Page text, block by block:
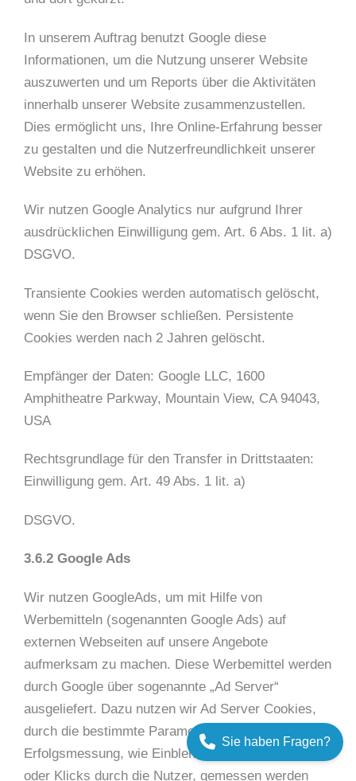
In unserem Auftrag benutzt Google diese
Informationen, um die Nutzung unserer Website
auszuwerten und um Reports über die Aktivitäten
innerhalb unserer Website zusammenzustellen.
Dies ermöglicht uns, Ihre Online-Erfahrung besser
zu gestalten und die Nutzerfreundlichkeit unserer
Website zu erhöhen.
Wir nutzen Google Analytics nur aufgrund Ihrer
ausdrücklichen Einwilligung gem. Art. 6 Abs. 1 lit. a)
DSGVO.
Transiente Cookies werden automatisch gelöscht,
wenn Sie den Browser schließen. Persistente
Cookies werden nach 2 Jahren gelöscht.
Empfänger der Daten: Google LLC, 1600
Amphitheatre Parkway, Mountain View, CA 94043,
USA
Rechtsgrundlage für den Transfer in Drittstaaten:
Einwilligung gem. Art. 49 Abs. 1 lit. a)
DSGVO.
3.6.2 Google Ads
Wir nutzen GoogleAds, um mit Hilfe von
Werbemitteln (sogenannten Google Ads) auf
externen Webseiten auf unsere Angebote
aufmerksam zu machen. Diese Werbemittel werden
durch Google über sogenannte „Ad Server“
ausgeliefert. Dazu nutzen wir Ad Server Cookies,
durch die bestimmte Parameter zur
Erfolgsmessung, wie Einblendung der Anzeigen
oder Klicks durch die Nutzer, gemessen werden
Sie haben Fragen?